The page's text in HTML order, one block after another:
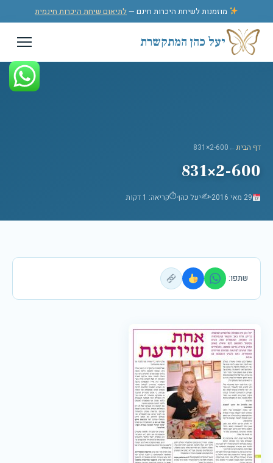
דלג לתוכן מוזמנות לשיחת היכרות חינם —לתיאום שיחת היכרות חינמית
יעל כהן המתקשרת
דף הבית←
2-600×831
2-600×831
29 מאי 2016 ✍️יעל כהן⏱קריאה: 1 דקות
שתפו: